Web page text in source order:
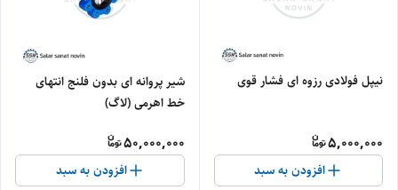
نیپل فولادی رزوه ای فشار قوی
5,000,000
افزودن به سبد
شیر پروانه ای بدون فلنج انتهای
خط اهرمی (لاگ)
50,000,000
افزودن به سبد